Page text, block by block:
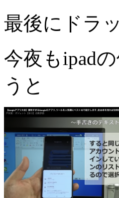
最後にドラ
今夜もipad
うと